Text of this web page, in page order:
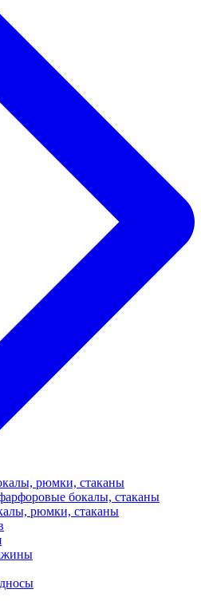
рюмки, стаканы
бокалы, стаканы
рюмки, стаканы